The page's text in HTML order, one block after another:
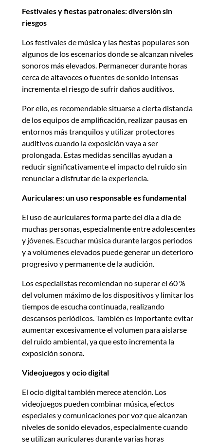
Festivales y fiestas patronales: diversión sin
riesgos
Los festivales de música y las fiestas populares son
algunos de los escenarios donde se alcanzan niveles
sonoros más elevados. Permanecer durante horas
cerca de altavoces o fuentes de sonido intensas
incrementa el riesgo de sufrir daños auditivos.
Por ello, es recomendable situarse a cierta distancia
de los equipos de amplificación, realizar pausas en
entornos más tranquilos y utilizar protectores
auditivos cuando la exposición vaya a ser
prolongada. Estas medidas sencillas ayudan a
reducir significativamente el impacto del ruido sin
renunciar a disfrutar de la experiencia.
Auriculares: un uso responsable es fundamental
El uso de auriculares forma parte del día a día de
muchas personas, especialmente entre adolescentes
y jóvenes. Escuchar música durante largos periodos
y a volúmenes elevados puede generar un deterioro
progresivo y permanente de la audición.
Los especialistas recomiendan no superar el 60 %
del volumen máximo de los dispositivos y limitar los
tiempos de escucha continuada, realizando
descansos periódicos. También es importante evitar
aumentar excesivamente el volumen para aislarse
del ruido ambiental, ya que esto incrementa la
exposición sonora.
Videojuegos y ocio digital
El ocio digital también merece atención. Los
videojuegos pueden combinar música, efectos
especiales y comunicaciones por voz que alcanzan
niveles de sonido elevados, especialmente cuando
se utilizan auriculares durante varias horas